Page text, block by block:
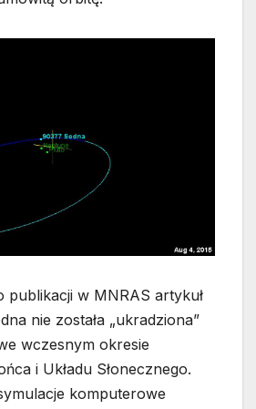
publikacji w MNRAS artykuł
nie została „ukradziona”
wczesnym okresie
i Układu Słonecznego.
komputerowe